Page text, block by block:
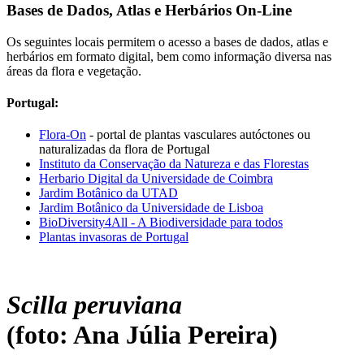
Bases de Dados, Atlas e Herbários On-Line
Os seguintes locais permitem o acesso a bases de dados, atlas e
herbários em formato digital, bem como informação diversa nas
áreas da flora e vegetação.
Portugal:
Flora-On - portal de plantas vasculares autóctones ou
naturalizadas da flora de Portugal
Instituto da Conservação da Natureza e das Florestas
Herbario Digital da Universidade de Coimbra
Jardim Botânico da UTAD
Jardim Botânico da Universidade de Lisboa
BioDiversity4All - A Biodiversidade para todos
Plantas invasoras de Portugal
Scilla peruviana
(foto: Ana Júlia Pereira)